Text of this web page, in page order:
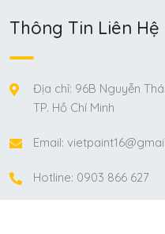
Thông Tin Liên Hệ
Địa chỉ: 96B Nguyễn
TP. Hồ Chí Minh
Email:
Hotline: 0903 866 627